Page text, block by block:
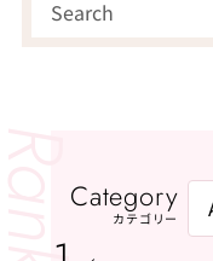
Category
カテゴリー